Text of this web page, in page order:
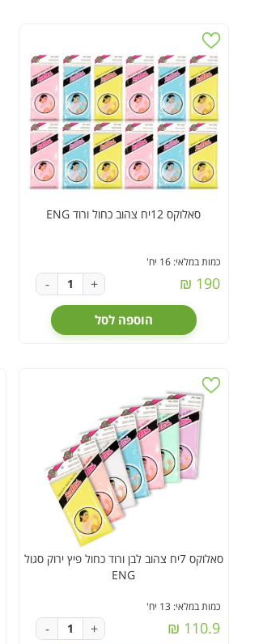
סאלוקס 12יח צהוב כחול ורוד ENG
כמות במלאי: 16 יח'
190 ₪
- +
הוספה לסל
סאלוקס 7יח צהוב לבן ורוד כחול פיץ ירוק סגול
ENG
כמות במלאי: 13 יח'
110.9 ₪
- +